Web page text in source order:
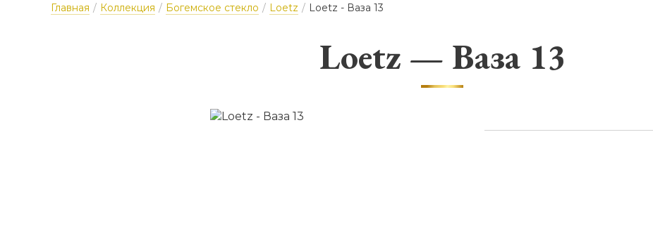
Главная / Коллекция / Богемское стекло / Loetz / Loetz - Ваза 13
Loetz — Ваза 13